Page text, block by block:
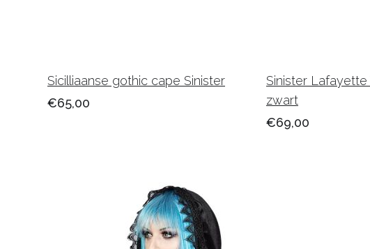
Sicilliaanse gothic cape Sinister
€65,00
Sinister
zwart
€69,00